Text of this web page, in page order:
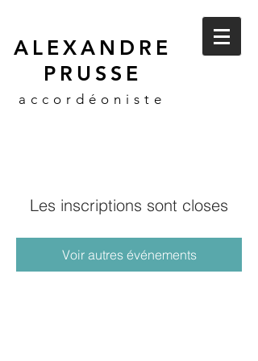
ALEXANDRE
PRUSSE
accordéoniste
Les inscriptions sont closes
Voir autres événements